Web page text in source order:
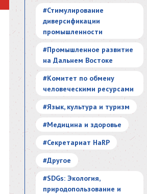
#Стимулирование
диверсификации
промышленности
#Промышленное развитие
на Дальнем Востоке
#Комитет по обмену
человеческими ресурсами
#Язык, культура и туризм
#Медицина и здоровье
#Секретариат HaRP
#Другое
#SDGs: Экология,
природопользование и